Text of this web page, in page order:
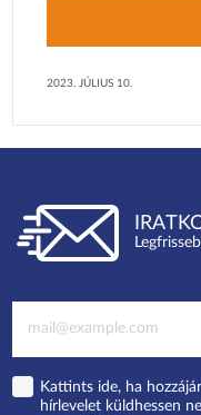
2023. JÚLIUS 10.
Kattints ide, ha
hírlevelet küldhessen